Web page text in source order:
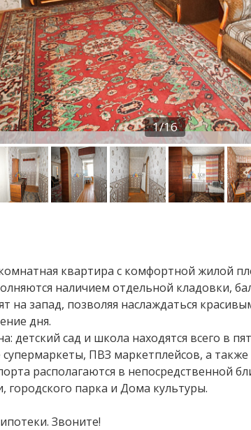
1/16
квартира с комфортной жилой
наличием отдельной кладовки,
на запад, позволяя наслаждаться
дня.
детский сад и школа находятся всего в
ПВЗ маркетплейсов, а
располагаются в непосредственной
парка и Дома культуры.
Звоните!